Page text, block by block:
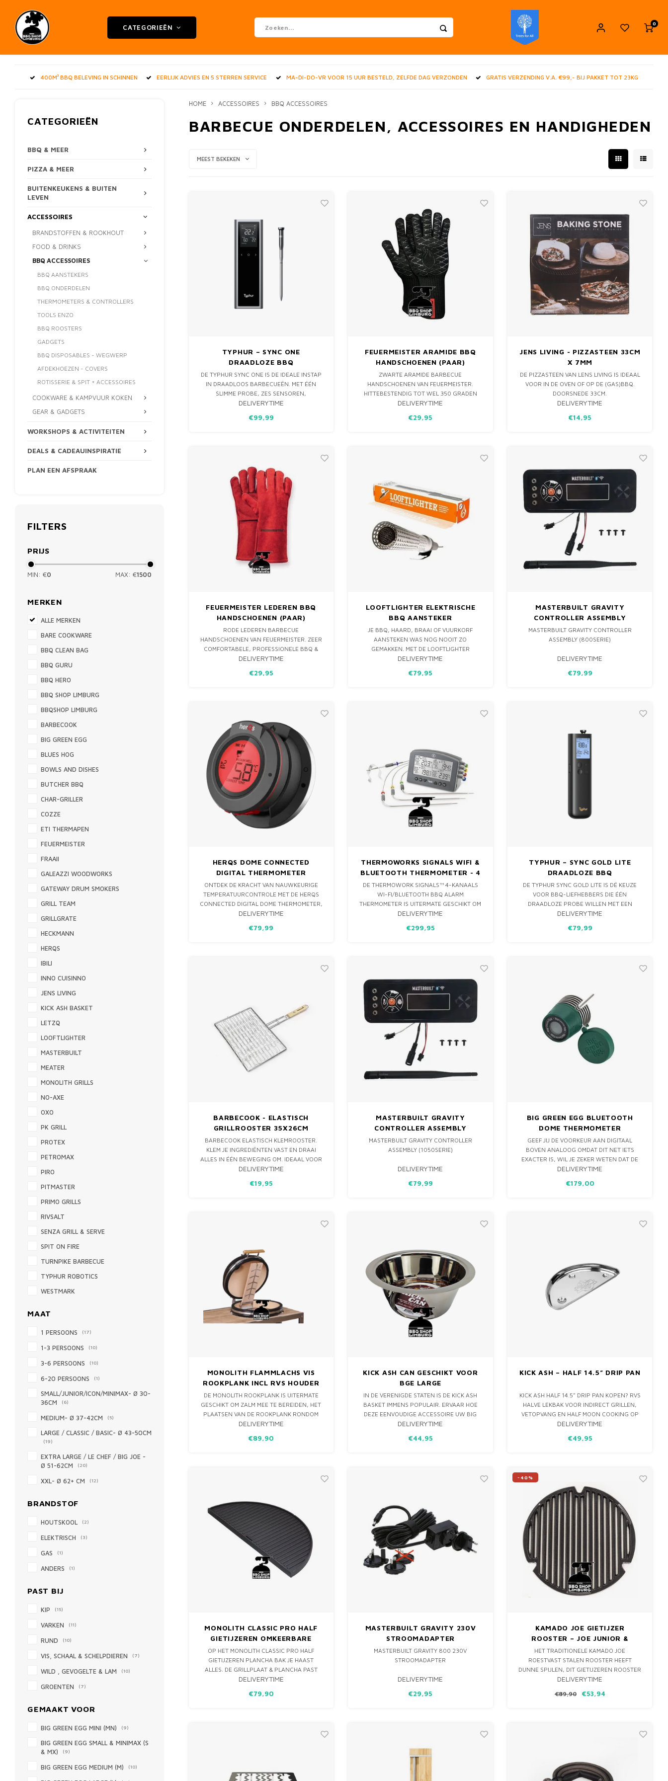
CATEGORIEËN
0
400M² BBQ BELEVING IN SCHINNEN EERLIJK ADVIES EN 5 STERREN SERVICE MA-DI-DO-VR VOOR 15 UUR BESTELD, ZELFDE DAG VERZONDEN GRATIS VERZENDING V.A. €99,- BIJ PAKKET TOT 23KG
CATEGORIEËN
BBQ & MEER
PIZZA & MEER
BUITENKEUKENS & BUITEN
LEVEN
ACCESSOIRES
BRANDSTOFFEN & ROOKHOUT
FOOD & DRINKS
BBQ ACCESSOIRES
BBQ AANSTEKERS
BBQ ONDERDELEN
THERMOMETERS & CONTROLLERS
TOOLS ENZO
BBQ ROOSTERS
GADGETS
BBQ DISPOSABLES - WEGWERP
AFDEKHOEZEN - COVERS
ROTISSERIE & SPIT + ACCESSOIRES
COOKWARE & KAMPVUUR KOKEN
GEAR & GADGETS
WORKSHOPS & ACTIVITEITEN
DEALS & CADEAUINSPIRATIE
PLAN EEN AFSPRAAK
FILTERS
PRIJS
MIN: €0 MAX: €1500
MERKEN
ALLE MERKEN
BARE COOKWARE
BBQ CLEAN BAG
BBQ GURU
BBQ HERO
BBQ SHOP LIMBURG
BBQSHOP LIMBURG
BARBECOOK
BIG GREEN EGG
BLUES HOG
BOWLS AND DISHES
BUTCHER BBQ
CHAR-GRILLER
COZZE
ETI THERMAPEN
FEUERMEISTER
FRAAII
GALEAZZI WOODWORKS
GATEWAY DRUM SMOKERS
GRILL TEAM
GRILLGRATE
HECKMANN
HERQS
IBILI
INNO CUISINNO
JENS LIVING
KICK ASH BASKET
LETZQ
LOOFTLIGHTER
MASTERBUILT
MEATER
MONOLITH GRILLS
NO-AXE
OXO
PK GRILL
PROTEX
PETROMAX
PIRO
PITMASTER
PRIMO GRILLS
RIVSALT
SENZA GRILL & SERVE
SPIT ON FIRE
TURNPIKE BARBECUE
TYPHUR ROBOTICS
WESTMARK
MAAT
1 PERSOONS (17)
1-3 PERSOONS (10)
3-6 PERSOONS (10)
6-20 PERSOONS (1)
SMALL/JUNIOR/ICON/MINIMAX- Ø 30-
36CM
(6)
MEDIUM- Ø 37-42CM (5)
LARGE / CLASSIC / BASIC- Ø 43-50CM
(19)
EXTRA LARGE / LE CHEF / BIG JOE -
Ø 51-62CM
(20)
XXL- Ø 62+ CM (12)
BRANDSTOF
HOUTSKOOL (2)
ELEKTRISCH (3)
GAS (1)
ANDERS (1)
PAST BIJ
KIP (15)
VARKEN (11)
RUND (10)
VIS, SCHAAL & SCHELPDIEREN (7)
WILD , GEVOGELTE & LAM (10)
GROENTEN (7)
GEMAAKT VOOR
BIG GREEN EGG MINI (MN) (9)
BIG GREEN EGG SMALL & MINIMAX (S
& MX)
(9)
BIG GREEN EGG MEDIUM (M) (10)
HOME ACCESSOIRES BBQ ACCESSOIRES
BARBECUE ONDERDELEN, ACCESSOIRES EN HANDIGHEDEN
MEEST BEKEKEN
TYPHUR – SYNC ONE
DRAADLOZE BBQ
THERMOMETER
DE TYPHUR SYNC ONE IS DE IDEALE INSTAP
IN DRAADLOOS BARBECUEËN. MET ÉÉN
SLIMME PROBE, ZES SENSOREN,
BLUETOOTH, WI-FI EN EEN SMART BASE
KABELS. PERFECT VOOR KAMADO, BBQ,
DELIVERYTIME
€99,99
FEUERMEISTER ARAMIDE BBQ
HANDSCHOENEN (PAAR)
ZWARTE ARAMIDE BARBECUE
HANDSCHOENEN VAN FEUERMEISTER.
HITTEBESTENDIG TOT WEL 350 GRADEN
CELSIUS, GEMAAKT VAN THERMISCHE
SILICONENRASTERS AAN BEIDE ZIJDEN OP
DELIVERYTIME
€29,95
JENS LIVING - PIZZASTEEN 33CM
X 7MM
DE PIZZASTEEN VAN LENS LIVING IS IDEAAL
VOOR IN DE OVEN OF OP DE (GAS)BBQ.
DOORSNEDE 33CM.
DELIVERYTIME
€14,95
FEUERMEISTER LEDEREN BBQ
HANDSCHOENEN (PAAR)
RODE LEDEREN BARBECUE
HANDSCHOENEN VAN FEUERMEISTER. ZEER
COMFORTABELE, PROFESSIONELE BBQ &
OUTDOOR COOKING HANDSCHOENEN.
DELIVERYTIME
€29,95
LOOFTLIGHTER ELEKTRISCHE
BBQ AANSTEKER
JE BBQ, HAARD, BRAAI OF VUURKORF
AANSTEKEN WAS NOG NOOIT ZO
GEMAKKEN. MET DE LOOFTLIGHTER
ONTSTEEK JE EEN VUURTJE LETTERLIJK IN
GEBRUIK TE MAKEN VAN AANMAAKBLOKJES,
DELIVERYTIME
€79,95
MASTERBUILT GRAVITY
CONTROLLER ASSEMBLY
(800SERIE)
MASTERBUILT GRAVITY CONTROLLER
ASSEMBLY (800SERIE)
DELIVERYTIME
€79,99
HERQS DOME CONNECTED
DIGITAL THERMOMETER
ONTDEK DE KRACHT VAN NAUWKEURIGE
TEMPERATUURCONTROLE MET DE HERQS
CONNECTED DIGITAL DOME THERMOMETER,
VERKRIJGBAAR IN ONZE WEBSHOP BIJ BBQ
THERMOMETER IS SPECIAAL ONTWORPEN
DELIVERYTIME
€79,99
THERMOWORKS SIGNALS WIFI &
BLUETOOTH THERMOMETER - 4
KANAALS
DE THERMOWORK SIGNALS™ 4-KANAALS
WI-FI/BLUETOOTH BBQ ALARM
THERMOMETER IS UITERMATE GESCHIKT OM
VERSCHILLENDE SOORTEN TEMPERATUREN
DELIVERYTIME
€299,95
TYPHUR – SYNC GOLD LITE
DRAADLOZE BBQ
THERMOMETER
DE TYPHUR SYNC GOLD LITE IS DÉ KEUZE
VOOR BBQ-LIEFHEBBERS DIE ÉÉN
DRAADLOZE PROBE WILLEN MET EEN
UITZONDERLIJK STABIELE VERBINDING.
ZES SENSOREN BEREID JE IEDER STUK VLEES
DELIVERYTIME
€79,99
BARBECOOK - ELASTISCH
GRILLROOSTER 35X26CM
BARBECOOK ELASTISCH KLEMROOSTER.
KLEM JE INGREDIËNTEN VAST EN DRAAI
ALLES IN ÉÉN BEWEGING OM. IDEAAL VOOR
VLEES, VIS EN GROENTEN DIE ANDERS UIT
DELIVERYTIME
€19,95
MASTERBUILT GRAVITY
CONTROLLER ASSEMBLY
(1050SERIE)
MASTERBUILT GRAVITY CONTROLLER
ASSEMBLY (1050SERIE)
DELIVERYTIME
€79,99
BIG GREEN EGG BLUETOOTH
DOME THERMOMETER
GEEF JIJ DE VOORKEUR AAN DIGITAAL
BOVEN ANALOOG OMDAT DIT NET IETS
EXACTER IS, WIL JE ZEKER WETEN DAT DE
TEMPERATUUR VAN DE EGG STABIEL IS OF
DEZE BLUETOOTH TEMPERATURE GAUGE
DELIVERYTIME
€179,00
MONOLITH FLAMMLACHS VIS
ROOKPLANK INCL RVS HOUDER
DE MONOLITH ROOKPLANK IS UITERMATE
GESCHIKT OM ZALM MEE TE BEREIDEN, HET
PLAATSEN VAN DE ROOKPLANK RONDOM
EEN VUUR IS EEN EEUWEN OUDE MANIER
DELIVERYTIME
€89,90
KICK ASH CAN GESCHIKT VOOR
BGE LARGE
IN DE VERENIGDE STATEN IS DE KICK ASH
BASKET IMMENS POPULAIR. ERVAAR HOE
DEZE EENVOUDIGE ACCESSOIRE UW BIG
GREEN EGG, KAMADO JOE, BLACK
KAMADO GRILL VARIANT, ZAL VERHOGEN
DELIVERYTIME
€44,95
KICK ASH – HALF 14.5” DRIP PAN
KICK ASH HALF 14.5” DRIP PAN KOPEN? RVS
HALVE LEKBAK VOOR INDIRECT GRILLEN,
VETOPVANG EN HALF MOON COOKING OP
LARGE / 21” KAMADO BBQ’S ZOALS BIG
CLASSIC.
DELIVERYTIME
€49,95
MONOLITH CLASSIC PRO HALF
GIETIJZEREN OMKEERBARE
PLANCHA SRS
OP HET MONOLITH CLASSIC PRO HALF
GIETIJZEREN PLANCHA BAK JE HAAST
ALLES. DE GRILLPLAAT & PLANCHA PAST
PERFECT OP HET PRO SERIES SMART
DELIVERYTIME
€79,90
MASTERBUILT GRAVITY 230V
STROOMADAPTER
MASTERBUILT GRAVITY 800 230V
STROOMADAPTER
DELIVERYTIME
€29,95
-40%
KAMADO JOE GIETIJZER
ROOSTER – JOE JUNIOR &
CLASSIC
HET TRADITIONELE KAMADO JOE
ROESTVAST STALEN ROOSTER HEEFT
DUNNE SPIJLEN, DIT GIETIJZEREN ROOSTER
VOOR DE JOE JUNIOR & CLASSIC SLAAT DE
GRILL-MARKS.
DELIVERYTIME
€89,90 €53,94